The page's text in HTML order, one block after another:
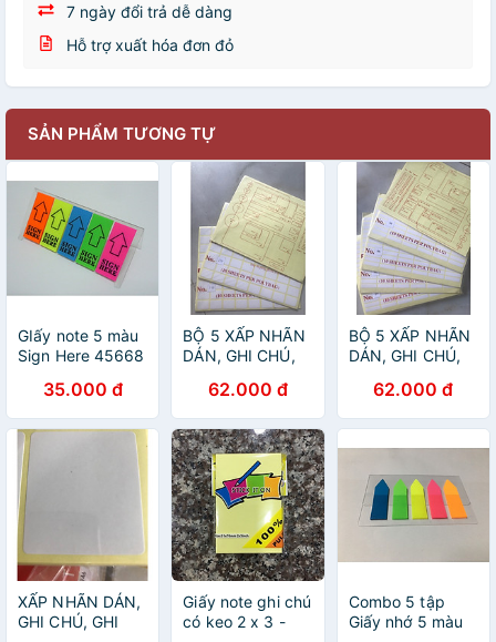
7 ngày đổi trả dễ dàng
Hỗ trợ xuất hóa đơn đỏ
SẢN PHẨM TƯƠNG TỰ
GIấy note 5 màu
Sign Here 45668
35.000 đ
BỘ 5 XẤP NHÃN
DÁN, GHI CHÚ,
NO.110
62.000 đ
BỘ 5 XẤP NHÃN
DÁN, GHI CHÚ,
NO.99
62.000 đ
XẤP NHÃN DÁN,
GHI CHÚ, GHI
Giấy note ghi chú
có keo 2 x 3 -
Combo 5 tập
Giấy nhớ 5 màu